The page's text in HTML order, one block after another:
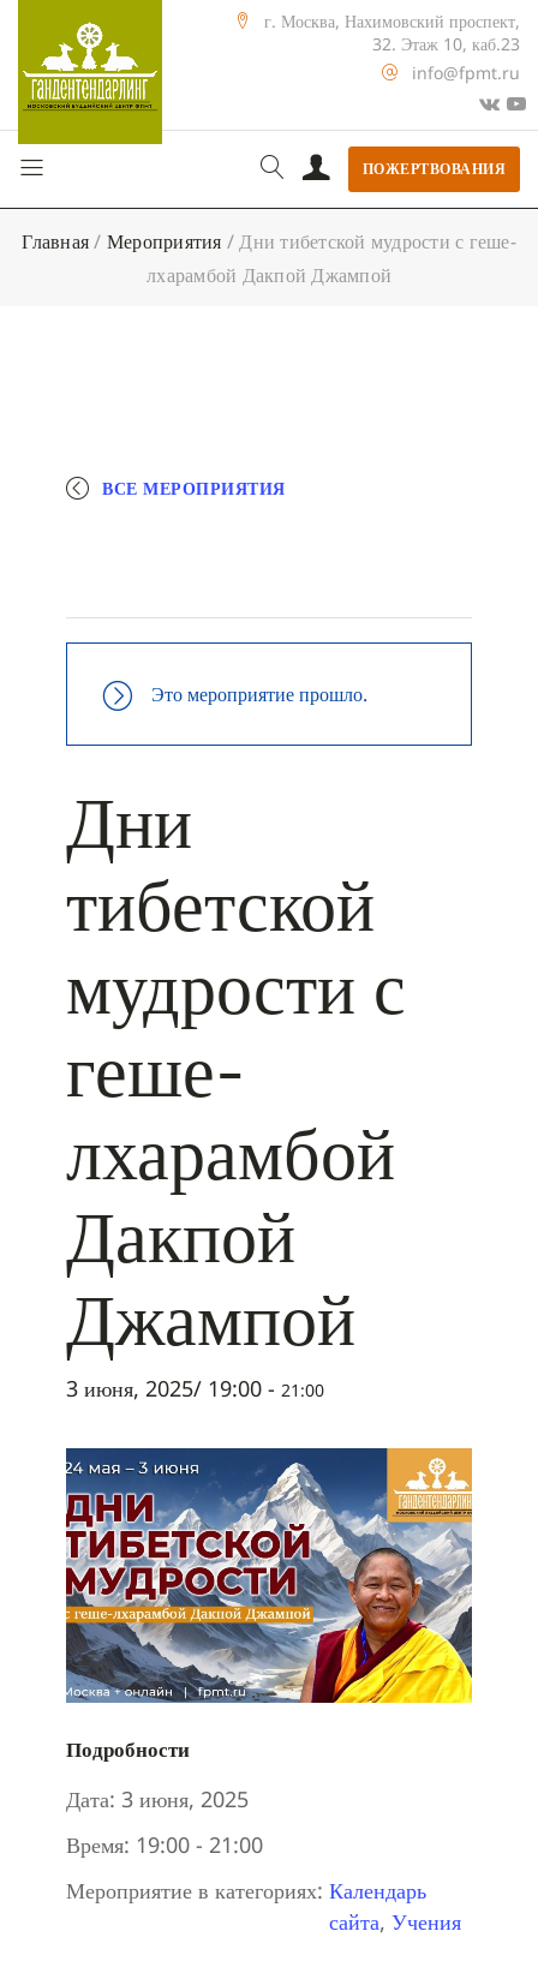
г. Москва, Нахимовский проспект,
32. Этаж 10, каб.23
info@fpmt.ru
ПОЖЕРТВОВАНИЯ
Главная/ Мероприятия /Дни тибетской мудрости с геше-
лхарамбой Дакпой Джампой
ВСЕ МЕРОПРИЯТИЯ
Это мероприятие прошло.
Дни
тибетской
мудрости с
геше-
лхарамбой
Дакпой
Джампой
3 июня, 2025/ 19:00 - 21:00
Подробности
Дата: 3 июня, 2025
Время: 19:00 - 21:00
Мероприятие в категориях: Календарь
сайта, Учения